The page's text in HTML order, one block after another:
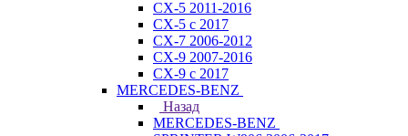
CX-5 2011-2016
CX-5 с 2017
CX-7 2006-2012
CX-9 2007-2016
CX-9 с 2017
MERCEDES-BENZ
Назад
MERCEDES-BENZ